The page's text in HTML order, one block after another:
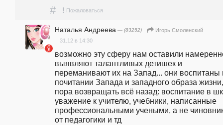
# ! Пожаловаться
Наталья Андреева — (83252)
Игорь Смоленский
31.12 в 14:30
возможно эту сферу нам оставили
выявляют талантливых детишек и
переманивают их на Запад... они воспитаны
почитании Запада и западного образа жизни,
пора возвращать всё назад: воспитание в
уважение к учителю, учебники, написанные
профессиональными учеными, а не
от педагогики и тд